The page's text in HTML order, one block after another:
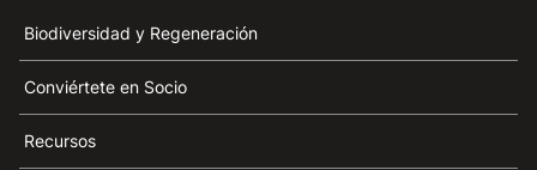
Biodiversidad y Regeneración
Conviértete en Socio
Recursos